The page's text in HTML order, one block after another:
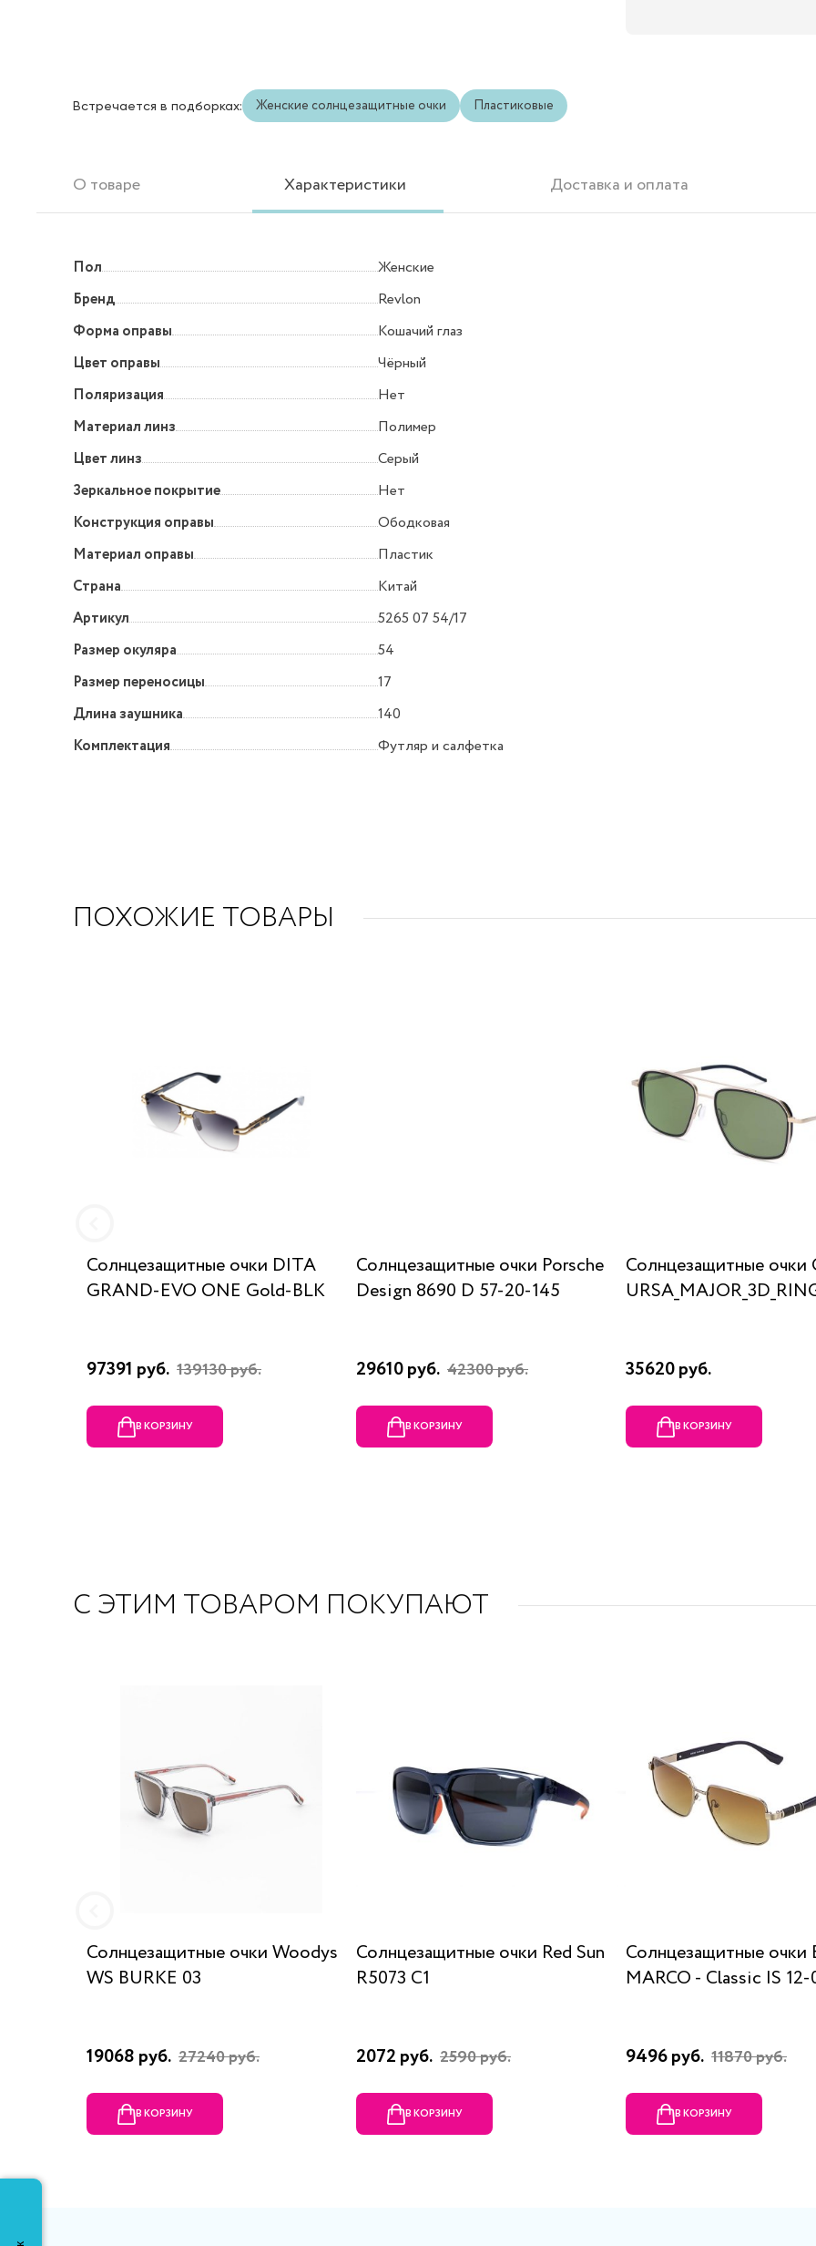
Встречается в подборках: Женские солнцезащитные очки Пластиковые
О товаре Характеристики Доставка и оплата
Пол
Женские
Бренд
Revlon
Форма оправы
Кошачий глаз
Цвет оправы
Чёрный
Поляризация
Нет
Материал линз
Полимер
Цвет линз
Серый
Зеркальное покрытие
Нет
Конструкция оправы
Ободковая
Материал оправы
Пластик
Страна
Китай
Артикул
5265 07 54/17
Размер окуляра
54
Размер переносицы
17
Длина заушника
140
Комплектация
Футляр и салфетка
ПОХОЖИЕ ТОВАРЫ
Солнцезащитные очки DITA
GRAND-EVO ONE Gold-BLK
97391 руб. 139130 руб.
В КОРЗИНУ
Солнцезащитные очки Porsche
Design 8690 D 57-20-145
29610 руб. 42300 руб.
В КОРЗИНУ
Солнцезащитные очки
35620 руб.
В КОРЗИНУ
С ЭТИМ ТОВАРОМ ПОКУПАЮТ
Солнцезащитные очки Woodys
WS BURKE 03
19068 руб. 27240 руб.
В КОРЗИНУ
Солнцезащитные очки Red Sun
R5073 C1
2072 руб. 2590 руб.
В КОРЗИНУ
Солнцезащитные очки
MARCO - Classic IS
9496 руб. 11870 руб.
В КОРЗИНУ